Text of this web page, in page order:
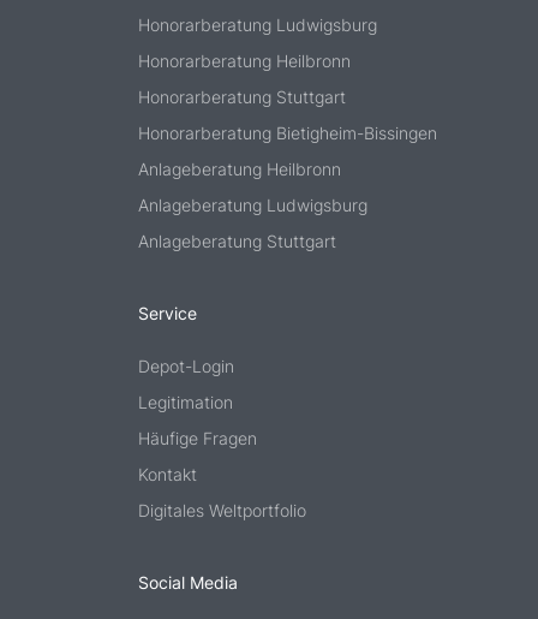
Honorarberatung Ludwigsburg
Honorarberatung Heilbronn
Honorarberatung Stuttgart
Honorarberatung Bietigheim-Bissingen
Anlageberatung Heilbronn
Anlageberatung Ludwigsburg
Anlageberatung Stuttgart
Service
Depot-Login
Legitimation
Häufige Fragen
Kontakt
Digitales Weltportfolio
Social Media